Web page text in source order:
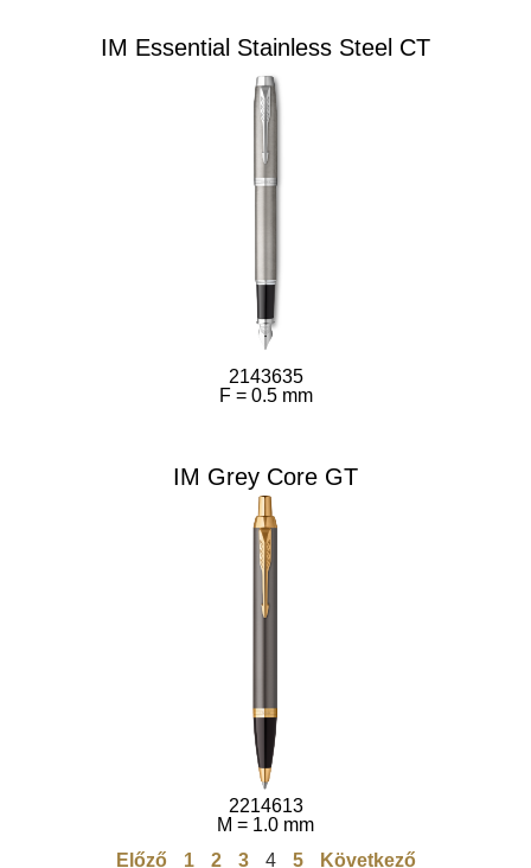
IM Essential Stainless Steel CT
2143635
F = 0.5 mm
IM Grey Core GT
2214613
M = 1.0 mm
Előző
1 2 3 4 5 Következő